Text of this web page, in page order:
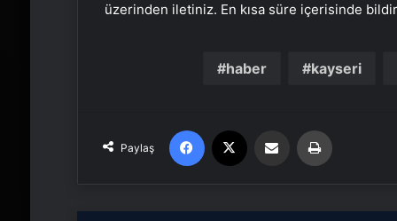
üzerinden iletiniz. En kısa süre içerisinde
haber kayseri
Paylaş
Facebook Email'den paylaş